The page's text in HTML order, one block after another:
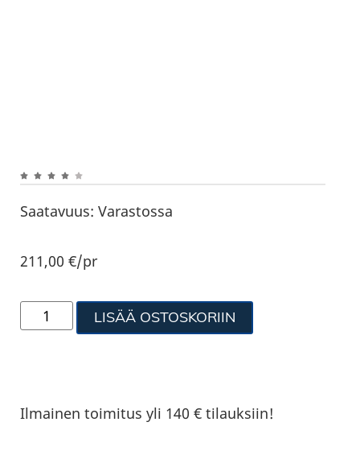
Saatavuus: Varastossa
211,00€/pr
LISÄÄ OSTOSKORIIN
Ilmainen toimitus yli 140 € tilauksiin!